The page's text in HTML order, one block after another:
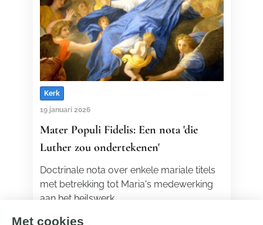
Kerk
19 januari 2026
Mater Populi Fidelis: Een nota 'die
Luther zou ondertekenen'
Doctrinale nota over enkele mariale titels
met betrekking tot Maria's medewerking
aan het heilswerk